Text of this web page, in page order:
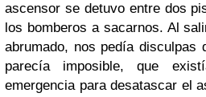
ascensor se detuvo entre dos
los bomberos a sacarnos. Al
abrumado, nos pedía disculpas
parecía imposible, que
emergencia para desatascar el